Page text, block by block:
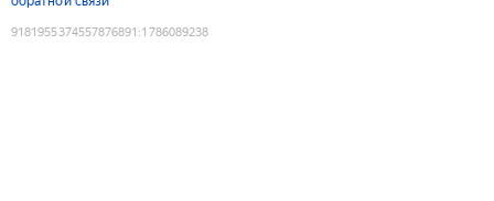
9181955374557876891 :1786089238